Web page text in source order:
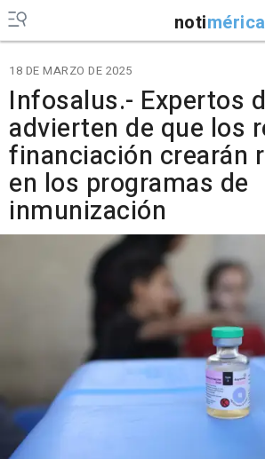
notimérica
18 DE MARZO DE 2025
Infosalus.- Expertos
advierten de que los
financiación crearán
en los programas de
inmunización